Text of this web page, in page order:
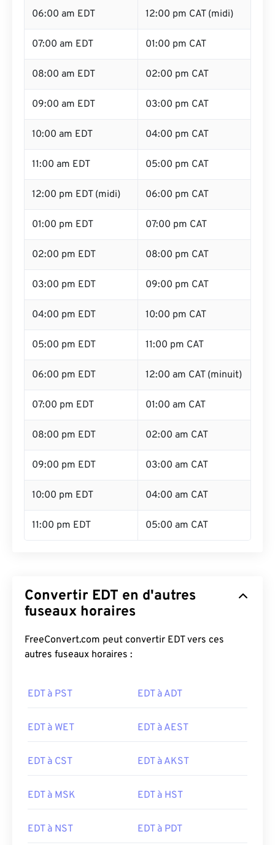
06:00 am EDT 12:00 pm CAT (midi)
07:00 am EDT 01:00 pm CAT
08:00 am EDT 02:00 pm CAT
09:00 am EDT 03:00 pm CAT
10:00 am EDT 04:00 pm CAT
11:00 am EDT 05:00 pm CAT
12:00 pm EDT (midi) 06:00 pm CAT
01:00 pm EDT 07:00 pm CAT
02:00 pm EDT 08:00 pm CAT
03:00 pm EDT 09:00 pm CAT
04:00 pm EDT 10:00 pm CAT
05:00 pm EDT 11:00 pm CAT
06:00 pm EDT 12:00 am CAT (minuit)
07:00 pm EDT 01:00 am CAT
08:00 pm EDT 02:00 am CAT
09:00 pm EDT 03:00 am CAT
10:00 pm EDT 04:00 am CAT
11:00 pm EDT 05:00 am CAT
Convertir EDT en d'autres
fuseaux horaires
FreeConvert.com peut convertir EDT vers ces
autres fuseaux horaires :
EDT à PST EDT à ADT
EDT à WET EDT à AEST
EDT à CST EDT à AKST
EDT à MSK EDT à HST
EDT à NST EDT à PDT